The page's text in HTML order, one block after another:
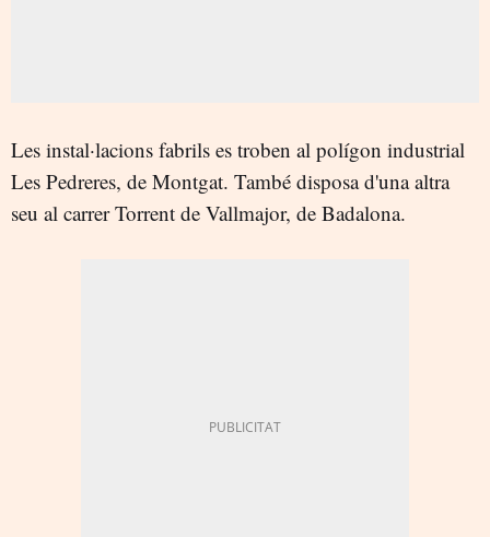
Les instal·lacions fabrils es troben al polígon industrial
Les Pedreres, de Montgat. També disposa d'una altra
seu al carrer Torrent de Vallmajor, de Badalona.